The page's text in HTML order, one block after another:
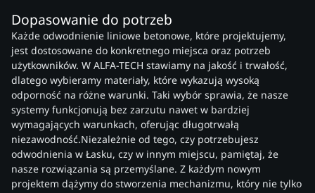
Dopasowanie do potrzeb
Każde odwodnienie liniowe betonowe, które projektujemy,
jest dostosowane do konkretnego miejsca oraz potrzeb
użytkowników. W ALFA-TECH stawiamy na jakość i trwałość,
dlatego wybieramy materiały, które wykazują wysoką
odporność na różne warunki. Taki wybór sprawia, że nasze
systemy funkcjonują bez zarzutu nawet w bardziej
wymagających warunkach, oferując długotrwałą
niezawodność.Niezależnie od tego, czy potrzebujesz
odwodnienia w Łasku, czy w innym miejscu, pamiętaj, że
nasze rozwiązania są przemyślane. Z każdym nowym
projektem dążymy do stworzenia mechanizmu, który nie tylko